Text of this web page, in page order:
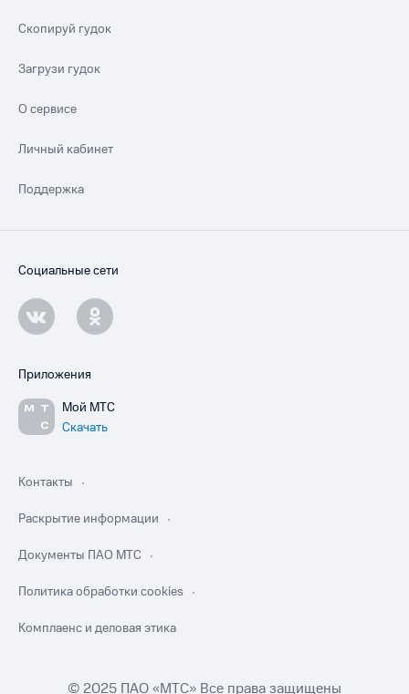
Скопируй гудок
Загрузи гудок
О сервисе
Личный кабинет
Поддержка
Социальные сети
Приложения
Мой МТС
Скачать
Контакты
Раскрытие информации
Документы ПАО МТС
Политика обработки cookies
Комплаенс и деловая этика
© 2025 ПАО «МТС» Все права защищены